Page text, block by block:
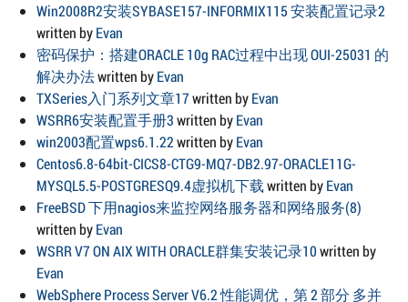
Win2008R2安装SYBASE157-INFORMIX115 安装配置记录2
written byEvan
密码保护：搭建ORACLE 10g RAC过程中出现 OUI-25031 的
解决办法written byEvan
TXSeries入门系列文章17written byEvan
WSRR6安装配置手册3written byEvan
win2003配置wps6.1.22written byEvan
Centos6.8-64bit-CICS8-CTG9-MQ7-DB2.97-ORACLE11G-
MYSQL5.5-POSTGRESQ9.4虚拟机下载written byEvan
FreeBSD 下用nagios来监控网络服务器和网络服务(8)
written byEvan
WSRR V7 ON AIX WITH ORACLE群集安装记录10written by
Evan
WebSphere Process Server V6.2 性能调优，第 2 部分 多并